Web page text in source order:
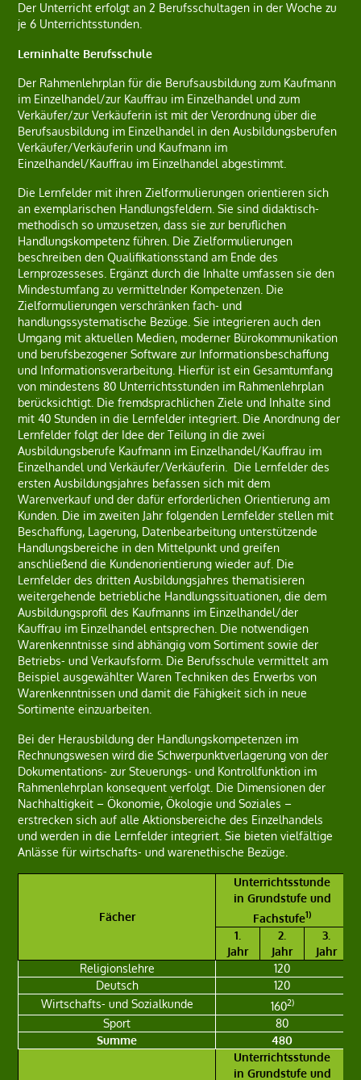
Der Unterricht erfolgt an 2 Berufsschultagen in der Woche zu
je 6 Unterrichtsstunden.
Lerninhalte Berufsschule
Der Rahmenlehrplan für die Berufsausbildung zum Kaufmann
im Einzelhandel/zur Kauffrau im Einzelhandel und zum
Verkäufer/zur Verkäuferin ist mit der Verordnung über die
Berufsausbildung im Einzelhandel in den Ausbildungsberufen
Verkäufer/Verkäuferin und Kaufmann im
Einzelhandel/Kauffrau im Einzelhandel abgestimmt.
Die Lernfelder mit ihren Zielformulierungen orientieren sich
an exemplarischen Handlungsfeldern. Sie sind didaktisch-
methodisch so umzusetzen, dass sie zur beruflichen
Handlungskompetenz führen. Die Zielformulierungen
beschreiben den Qualifikationsstand am Ende des
Lernprozesseses. Ergänzt durch die Inhalte umfassen sie den
Mindestumfang zu vermittelnder Kompetenzen. Die
Zielformulierungen verschränken fach- und
handlungssystematische Bezüge. Sie integrieren auch den
Umgang mit aktuellen Medien, moderner Bürokommunikation
und berufsbezogener Software zur Informationsbeschaffung
und Informationsverarbeitung. Hierfür ist ein Gesamtumfang
von mindestens 80 Unterrichtsstunden im Rahmenlehrplan
berücksichtigt. Die fremdsprachlichen Ziele und Inhalte sind
mit 40 Stunden in die Lernfelder integriert. Die Anordnung der
Lernfelder folgt der Idee der Teilung in die zwei
Ausbildungsberufe Kaufmann im Einzelhandel/Kauffrau im
Einzelhandel und Verkäufer/Verkäuferin. Die Lernfelder des
ersten Ausbildungsjahres befassen sich mit dem
Warenverkauf und der dafür erforderlichen Orientierung am
Kunden. Die im zweiten Jahr folgenden Lernfelder stellen mit
Beschaffung, Lagerung, Datenbearbeitung unterstützende
Handlungsbereiche in den Mittelpunkt und greifen
anschließend die Kundenorientierung wieder auf. Die
Lernfelder des dritten Ausbildungsjahres thematisieren
weitergehende betriebliche Handlungssituationen, die dem
Ausbildungsprofil des Kaufmanns im Einzelhandel/der
Kauffrau im Einzelhandel entsprechen. Die notwendigen
Warenkenntnisse sind abhängig vom Sortiment sowie der
Betriebs- und Verkaufsform. Die Berufsschule vermittelt am
Beispiel ausgewählter Waren Techniken des Erwerbs von
Warenkenntnissen und damit die Fähigkeit sich in neue
Sortimente einzuarbeiten.
Bei der Herausbildung der Handlungskompetenzen im
Rechnungswesen wird die Schwerpunktverlagerung von der
Dokumentations- zur Steuerungs- und Kontrollfunktion im
Rahmenlehrplan konsequent verfolgt. Die Dimensionen der
Nachhaltigkeit – Ökonomie, Ökologie und Soziales –
erstrecken sich auf alle Aktionsbereiche des Einzelhandels
und werden in die Lernfelder integriert. Sie bieten vielfältige
Anlässe für wirtschafts- und warenethische Bezüge.
Fächer
Unterrichtsstunde
in Grundstufe und
Fachstufe1)
1.
Jahr
2.
Jahr
3.
Jahr
Religionslehre
120
Deutsch
120
Wirtschafts- und Sozialkunde
1602)
Sport
80
Summe
480
Unterrichtsstunde
in Grundstufe und